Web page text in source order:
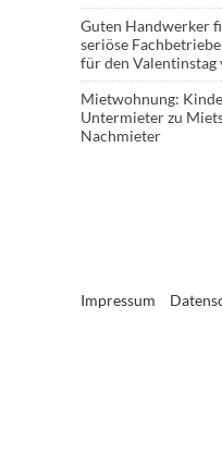
Guten Handwerker
seriöse Fachbetriebe
für den Valentinstag
Mietwohnung:
Untermieterzu
Nachmieter
Impressum